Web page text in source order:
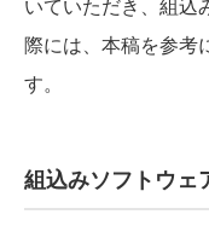
際には、本稿を参考
す。
組込みソフトウェ